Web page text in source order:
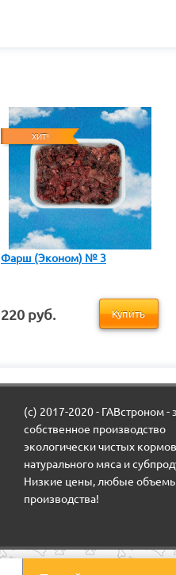
ХИТ!
Фарш (Эконом) № 3
220 руб. Купить
(c) 2017-2020 - ГАВстроном -
собственное производство
экологически чистых
натурального мяса и
Низкие цены, любые
производства!